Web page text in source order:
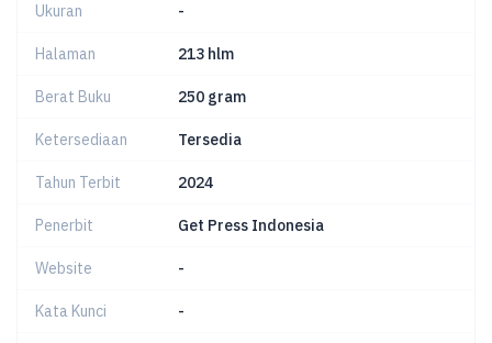
Ukuran -
Halaman 213 hlm
Berat Buku 250 gram
Ketersediaan Tersedia
Tahun Terbit 2024
Penerbit Get Press Indonesia
Website -
Kata Kunci -